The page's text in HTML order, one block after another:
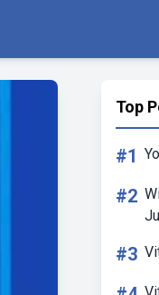
Top
#1
#2
#3